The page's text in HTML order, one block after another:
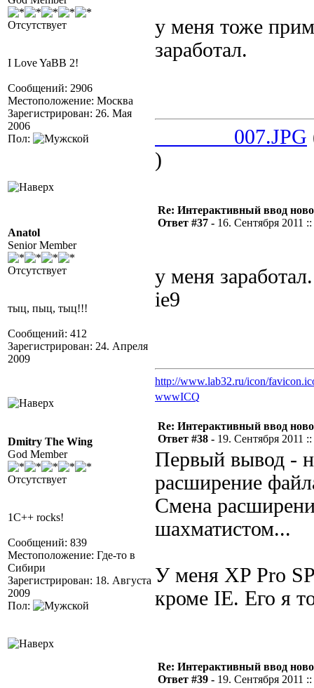
Отсутствует
I Love YaBB 2!
Сообщений: 2906
Местоположение: Москва
Зарегистрирован: 26. Мая
2006
Пол:
у меня тоже
заработал.
_______007.JPG
)
Anatol
Senior Member
Отсутствует
тыц, пыц, тыц!!!
Сообщений: 412
Зарегистрирован: 24. Апреля
2009
Re: Интерактивный ввод
Ответ #37 - 16. Сентября 2011
у меня
ie9
http://www.lab32.ru/icon/
wwwICQ
Dmitry The Wing
God Member
Отсутствует
1C++ rocks!
Сообщений: 839
Местоположение: Где-то в
Сибири
Зарегистрирован: 18. Августа
2009
Пол:
Re: Интерактивный ввод
Ответ #38 - 19. Сентября 2011
Первый вывод -
расширение
Смена
шахматистом...
У меня XP Pro
кроме IE. Его я
Re: Интерактивный ввод
Ответ #39 - 19. Сентября 2011